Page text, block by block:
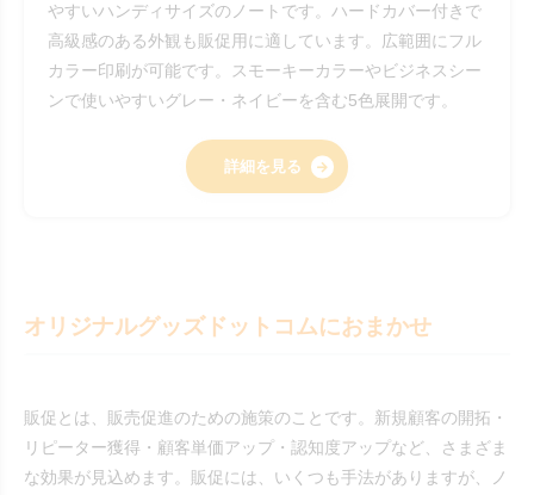
やすいハンディサイズのノートです。ハードカバー付きで
高級感のある外観も販促用に適しています。広範囲にフル
カラー印刷が可能です。スモーキーカラーやビジネスシー
ンで使いやすいグレー・ネイビーを含む5色展開です。
詳細を見る
オリジナルグッズドットコムにおまかせ
販促とは、販売促進のための施策のことです。新規顧客の開拓・
リピーター獲得・顧客単価アップ・認知度アップなど、さまざま
な効果が見込めます。販促には、いくつも手法がありますが、ノ